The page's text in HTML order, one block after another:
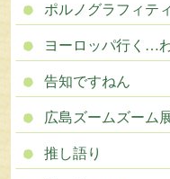
ポルノグラフィティ
ヨーロッパ行く…
告知ですねん
広島ズームズーム
推し語り